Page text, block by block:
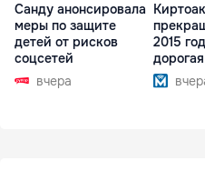
Санду анонсировала
меры по защите
детей от рисков
соцсетей
вчера
2015